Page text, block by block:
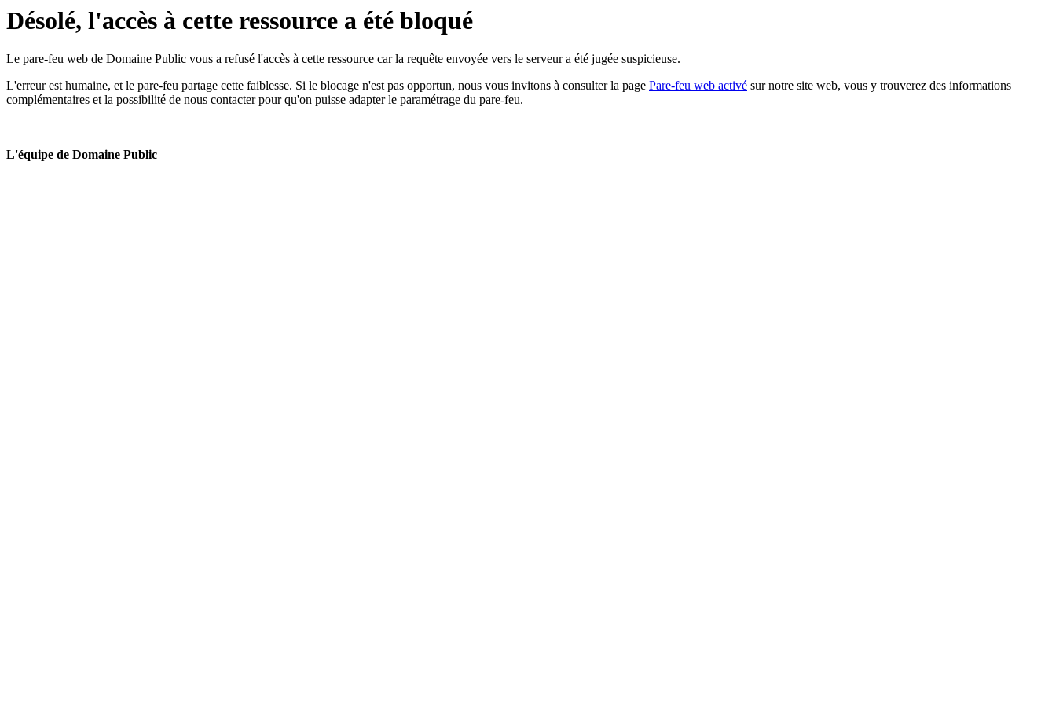
Désolé, l'accès à cette ressource a été bloqué
Le pare-feu web de Domaine Public vous a refusé l'accès à cette ressource car la requête envoyée vers le serveur a été jugée suspicieuse.
L'erreur est humaine, et le pare-feu partage cette faiblesse. Si le blocage n'est pas opportun, nous vous invitons à consulter la page Pare-feu web activé sur notre site web, vous y trouverez des informations
complémentaires et la possibilité de nous contacter pour qu'on puisse adapter le paramétrage du pare-feu.
L'équipe de Domaine Public